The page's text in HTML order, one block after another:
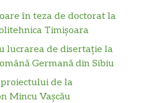
în teza de doctorat la
Timișoara
lucrarea de disertație la
Germană din Sibiu
de la
Mincu Vașcău